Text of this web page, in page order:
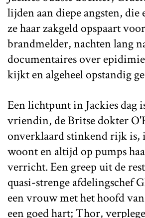
lijden aan diepe angsten, die
ze haar zakgeld opspaart
brandmelder, nachten lang
documentaires over
kijkt en algeheel opstandig
Een lichtpunt in Jackies dag
vriendin, de Britse dokter
onverklaard stinkend rijk is,
woont en altijd op pumps
verricht. Een greep uit de
quasi-strenge afdelingschef
een vrouw met het hoofd
een goed hart; Thor,